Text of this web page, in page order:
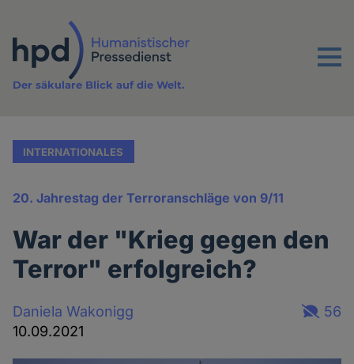
Inhalt
Menu
Der säkulare Blick auf die Welt.
INTERNATIONALES
20. Jahrestag der Terroranschläge von 9/11
War der "Krieg gegen den
Terror" erfolgreich?
Daniela Wakonigg
10.09.2021
56